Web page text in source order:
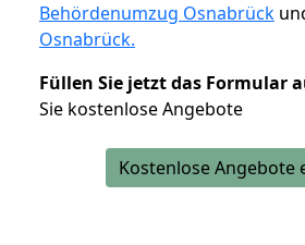
Behördenumzug Osnabrück
Osnabrück.
Füllen Sie jetzt das Formular
Sie kostenlose Angebote
Kostenlose Angebote